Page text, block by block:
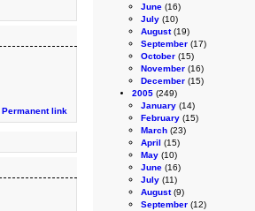
June (16)
July (10)
August(19)
September (17)
October (15)
November (16)
December (15)
2005 (249)
January (14)
February (15)
March (23)
April (15)
May (10)
June (16)
July (11)
August(9)
September (12)
Permanent link